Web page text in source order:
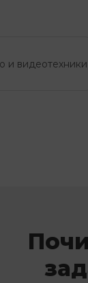
и видеотехники